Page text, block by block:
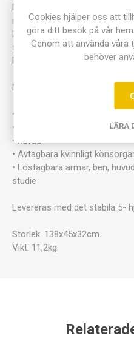
Modellen visar ytliga och
nerver, kärl, vävnader. Denna
Löstagbart huvud. Det finns
armar och ben. Modellen är i
kvinnligt könsorgan samt
Modellen visar följande:
• 5 arm / skuldermuskler
• 8 ben / höft muskler
• huvud
• Avtagbara kvinnligt
• Löstagbara armar, ben,
studie
Levereras med det stabila 5-
Storlek: 138x45x32cm.
Vikt: 11,2kg.
Cookies hjälper oss att
göra ditt besök på vår
Genom att använda våra
behöver
LÄRA